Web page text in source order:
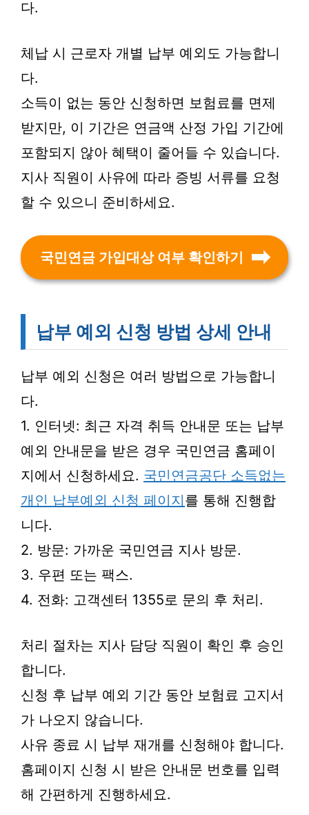
다.
체납 시 근로자 개별 납부 예외도 가능합니
다.
소득이 없는 동안 신청하면 보험료를 면제
받지만, 이 기간은 연금액 산정 가입 기간에
포함되지 않아 혜택이 줄어들 수 있습니다.
지사 직원이 사유에 따라 증빙 서류를 요청
할 수 있으니 준비하세요.
국민연금 가입대상 여부 확인하기
납부 예외 신청 방법 상세 안내
납부 예외 신청은 여러 방법으로 가능합니
다.
1. 인터넷: 최근 자격 취득 안내문 또는 납부
예외 안내문을 받은 경우 국민연금 홈페이
지에서 신청하세요. 국민연금공단 소득없는
개인 납부예외 신청 페이지를 통해 진행합
니다.
2. 방문: 가까운 국민연금 지사 방문.
3. 우편 또는 팩스.
4. 전화: 고객센터 1355로 문의 후 처리.
처리 절차는 지사 담당 직원이 확인 후 승인
합니다.
신청 후 납부 예외 기간 동안 보험료 고지서
가 나오지 않습니다.
사유 종료 시 납부 재개를 신청해야 합니다.
홈페이지 신청 시 받은 안내문 번호를 입력
해 간편하게 진행하세요.